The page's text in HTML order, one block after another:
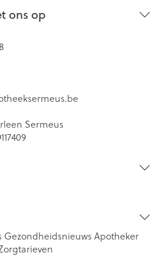
ons op
Sermeus
Gezondheidsnieuws Apotheker